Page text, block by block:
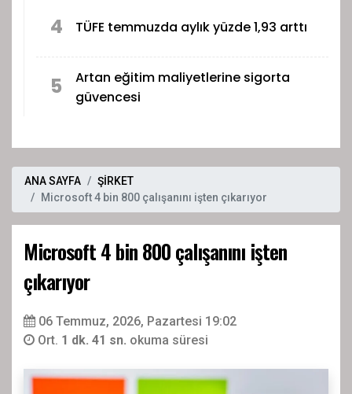
4 TÜFE temmuzda aylık yüzde 1,93 arttı
5
Artan eğitim maliyetlerine sigorta
güvencesi
ANA SAYFA
ŞİRKET
Microsoft 4 bin 800 çalışanını işten çıkarıyor
Microsoft 4 bin 800 çalışanını işten
çıkarıyor
06 Temmuz, 2026, Pazartesi 19:02
Ort. 1 dk. 41 sn. okuma süresi